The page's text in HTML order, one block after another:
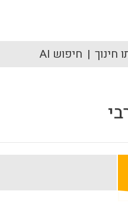
חינוך חיפוש AI